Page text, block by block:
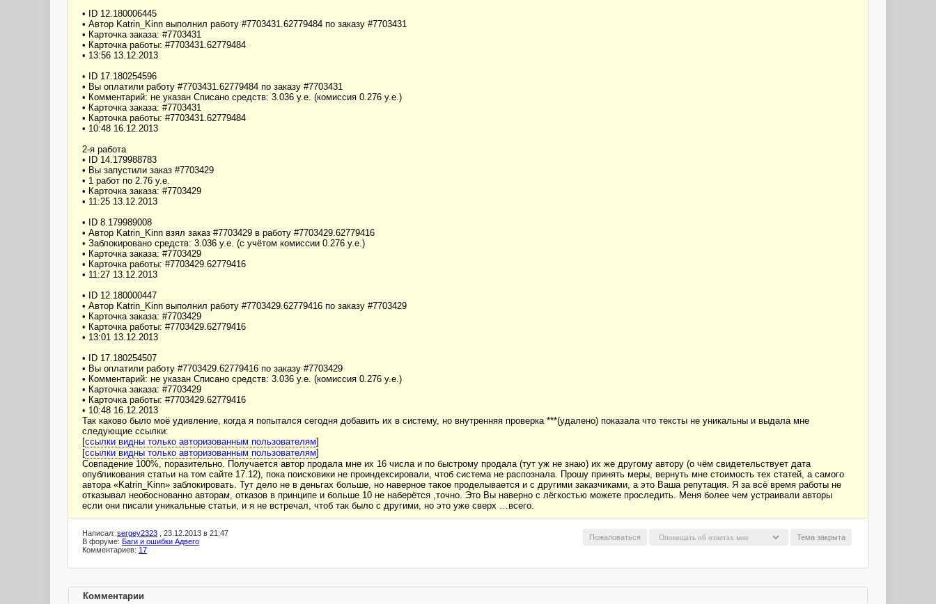
• ID 12.180006445
• Автор Katrin_Kinn выполнил работу #7703431.62779484 по заказу #7703431
• Карточка заказа: #7703431
• Карточка работы: #7703431.62779484
• 13:56 13.12.2013
• ID 17.180254596
• Вы оплатили работу #7703431.62779484 по заказу #7703431
• Комментарий: не указан Списано средств: 3.036 у.е. (комиссия 0.276 у.е.)
• Карточка заказа: #7703431
• Карточка работы: #7703431.62779484
• 10:48 16.12.2013
2-я работа
• ID 14.179988783
• Вы запустили заказ #7703429
• 1 работ по 2.76 у.е.
• Карточка заказа: #7703429
• 11:25 13.12.2013
• ID 8.179989008
• Автор Katrin_Kinn взял заказ #7703429 в работу #7703429.62779416
• Заблокировано средств: 3.036 у.е. (с учётом комиссии 0.276 у.е.)
• Карточка заказа: #7703429
• Карточка работы: #7703429.62779416
• 11:27 13.12.2013
• ID 12.180000447
• Автор Katrin_Kinn выполнил работу #7703429.62779416 по заказу #7703429
• Карточка заказа: #7703429
• Карточка работы: #7703429.62779416
• 13:01 13.12.2013
• ID 17.180254507
• Вы оплатили работу #7703429.62779416 по заказу #7703429
• Комментарий: не указан Списано средств: 3.036 у.е. (комиссия 0.276 у.е.)
• Карточка заказа: #7703429
• Карточка работы: #7703429.62779416
• 10:48 16.12.2013
Так каково было моё удивление, когда я попытался сегодня добавить их в систему, но внутренняя проверка ***(удалено) показала что тексты не уникальны и выдала мне
следующие ссылки:
[ссылки видны только авторизованным пользователям]
[ссылки видны только авторизованным пользователям]
Совпадение 100%, поразительно. Получается автор продала мне их 16 числа и по быстрому продала (тут уж не знаю) их же другому автору (о чём свидетельствует дата
опубликования статьи на том сайте 17.12), пока поисковики не проиндексировали, чтоб система не распознала. Прошу принять меры, вернуть мне стоимость тех статей, а самого
автора «Katrin_Kinn» заблокировать. Тут дело не в деньгах больше, но наверное такое проделывается и с другими заказчиками, а это Ваша репутация. Я за всё время работы не
отказывал необоснованно авторам, отказов в принципе и больше 10 не наберётся ,точно. Это Вы наверно с лёгкостью можете проследить. Меня более чем устраивали авторы
если они писали уникальные статьи, и я не встречал, чтоб так было с другими, но это уже сверх …всего.
Тема закрыта
Пожаловаться
Написал: sergey2323 , 23.12.2013 в 21:47
В форуме: Баги и ошибки Адвего
Комментариев: 17
Комментарии